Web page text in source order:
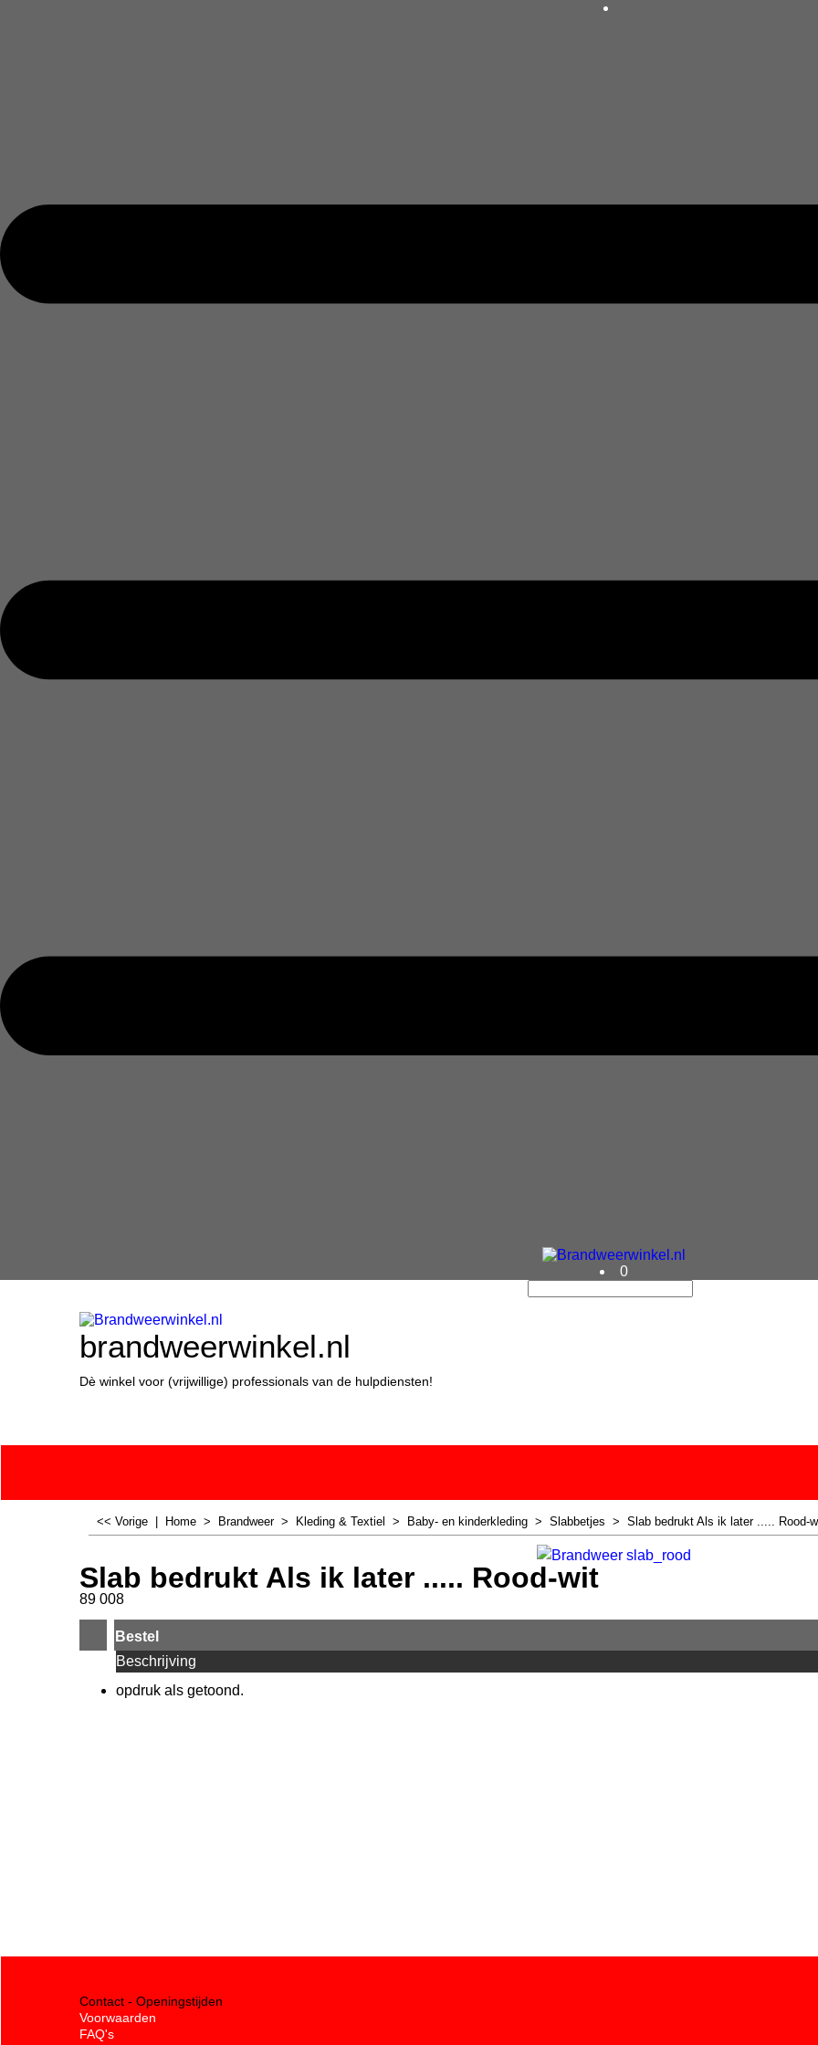
0
brandweerwinkel.nl
Dè winkel voor (vrijwillige) professionals van de hulpdiensten!
<< Vorige Home > Brandweer> Kleding & Textiel > Baby- en kinderkleding > Slabbetjes > Slab bedrukt Als ik later ..... Rood-
Slab bedrukt Als ik later ..... Rood-wit
89 008
Bestel
Beschrijving
opdruk als getoond.
Contact - Openingstijden
Voorwaarden
FAQ's